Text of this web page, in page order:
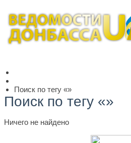
Поиск по тегу «»
Поиск по тегу «»
Ничего не найдено